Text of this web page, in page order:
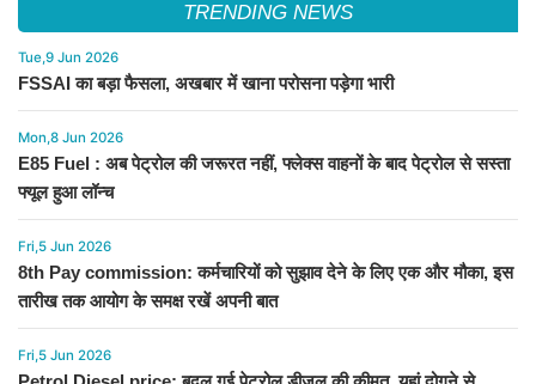
TRENDING NEWS
Tue,9 Jun 2026
FSSAI का बड़ा फैसला, अखबार में खाना परोसना पड़ेगा भारी
Mon,8 Jun 2026
E85 Fuel : अब पेट्रोल की जरूरत नहीं, फ्लेक्स वाहनों के बाद पेट्रोल से सस्ता
फ्यूल हुआ लॉन्च
Fri,5 Jun 2026
8th Pay commission: कर्मचारियों को सुझाव देने के लिए एक और मौका, इस
तारीख तक आयोग के समक्ष रखें अपनी बात
Fri,5 Jun 2026